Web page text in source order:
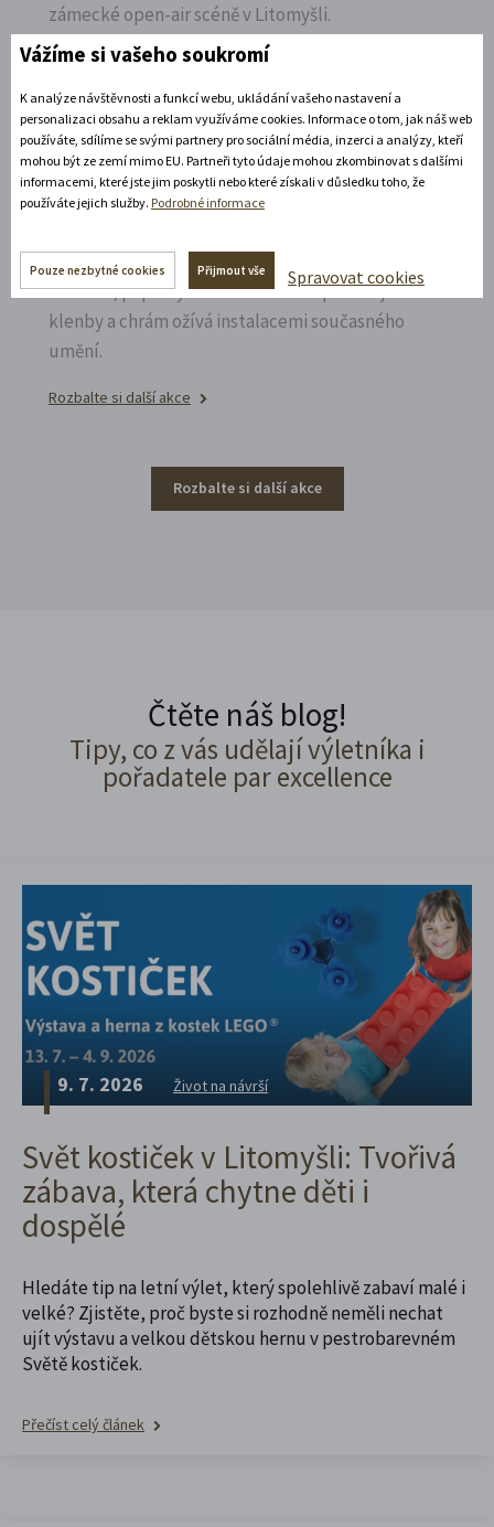
zámecké open-air scéně v Litomyšli.
Rozbalte si další akce
14. 8. 2026
Noční prohlídka piaristického chrámu
působivém večerním hávu. Obětní stůl dýchá
světlem, paprsky laserového kříže protínají
klenby a chrám ožívá instalacemi současného
umění.
Rozbalte si další akce
Rozbalte si další akce
Čtěte náš blog!
Tipy, co z vás udělají výletníka i
pořadatele par excellence
9. 7. 2026 Život na návrší
Svět kostiček v Litomyšli: Tvořivá
zábava, která chytne děti i
dospělé
Hledáte tip na letní výlet, který spolehlivě zabaví malé i
velké? Zjistěte, proč byste si rozhodně neměli nechat
ujít výstavu a velkou dětskou hernu v pestrobarevném
Světě kostiček.
Přečíst celý článek
Vážíme si vašeho soukromí
K analýze návštěvnosti a funkcí webu, ukládání vašeho nastavení a
personalizaci obsahu a reklam využíváme cookies. Informace o tom, jak náš web
používáte, sdílíme se svými partnery pro sociální média, inzerci a analýzy, kteří
mohou být ze zemí mimo EU. Partneři tyto údaje mohou zkombinovat s dalšími
informacemi, které jste jim poskytli nebo které získali v důsledku toho, že
používáte jejich služby. Podrobné informace
Pouze nezbytné cookies Přijmout vše Spravovat cookies